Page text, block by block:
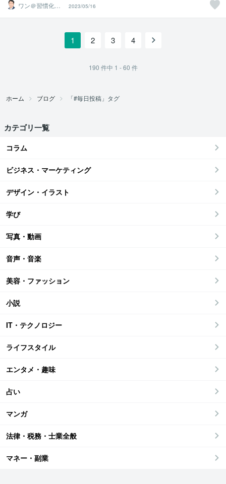
ワン＠習慣化コ
ンサルタント
2023/05/16
1 2 3 4
190 件中 1 - 60 件
ホーム ブログ 「#毎日投稿」タグ
カテゴリ一覧
コラム
ビジネス・マーケティング
デザイン・イラスト
学び
写真・動画
音声・音楽
美容・ファッション
小説
IT・テクノロジー
ライフスタイル
エンタメ・趣味
占い
マンガ
法律・税務・士業全般
マネー・副業